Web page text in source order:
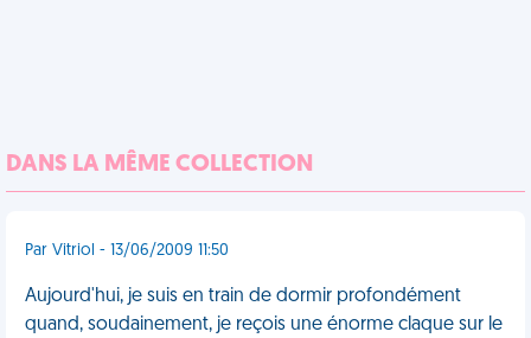
DANS LA MÊME COLLECTION
Par Vitriol - 13/06/2009 11:50
Aujourd'hui, je suis en train de dormir profondément
quand, soudainement, je reçois une énorme claque sur le